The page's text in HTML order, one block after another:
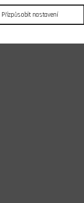
Přizpůsobit nastavení